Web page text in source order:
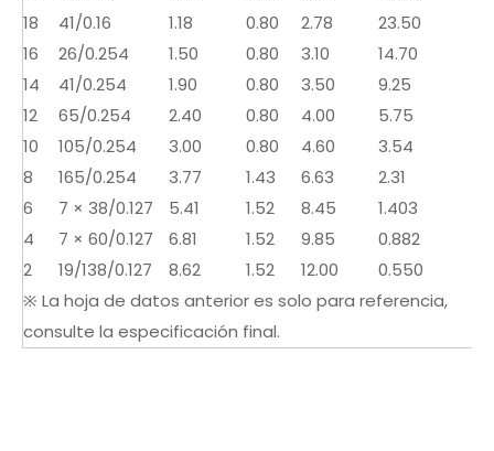
18
41/0.16 1.18 0.80 2.78
23.50
16
26/0.254 1.50 0.80 3.10
14.70
14
41/0.254 1.90 0.80 3.50
9.25
12
65/0.254 2.40 0.80 4.00
5.75
10
105/0.254 3.00 0.80 4.60
3.54
8
165/0.254 3.77 1.43 6.63
2.31
6
7 × 38/0.127 5.41 1.52 8.45
1.403
4
7 × 60/0.127 6.81 1.52 9.85
0.882
2
19/138/0.127 8.62 1.52 12.00
0.550
※ La hoja de datos anterior es solo para referencia,
consulte la especificación final.